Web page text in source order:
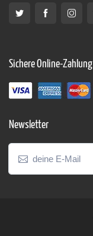
Sichere Online-Zahlung
Newsletter